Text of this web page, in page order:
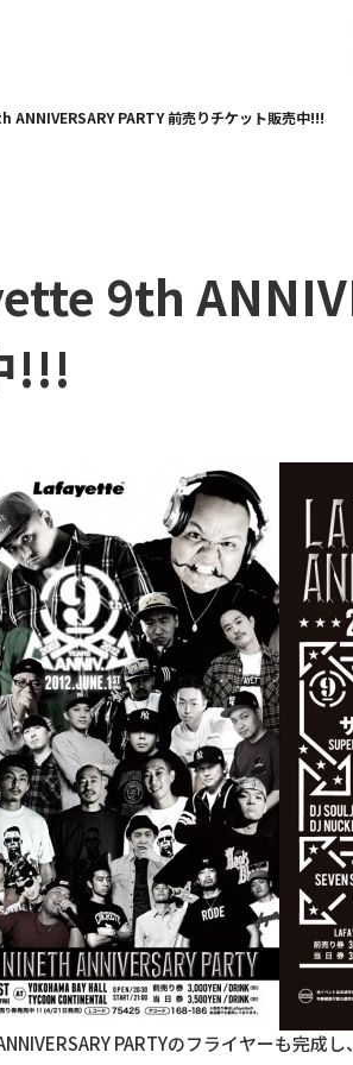
PARTY 前売りチケット販売中!!!
9th
!!!
PARTYのフライヤーも完成